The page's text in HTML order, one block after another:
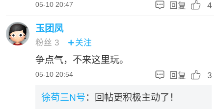
05-10 20:47  回复  4
玉团凤
粉丝 3 关注
争点气，不来这里玩。
05-10 20:54  回复  3
徐苟三N号：回帖更积极主动了！